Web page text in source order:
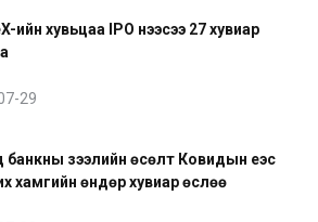
ийн хувьцаа IPO үнээсээ 27 хувиар
29
банкны зээлийн өсөлт Ковидын үеэс
хамгийн өндөр хувиар өслөө